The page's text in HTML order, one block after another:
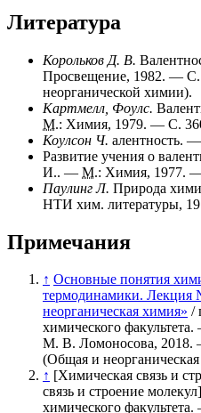
Литература
Корольков Д. В.
Просвещение, 1982. —
неорганической химии).
Картмелл, Фоулс.
М.: Химия, 1979. — С.
Коулсон Ч. алентность. —
Развитие учения о
И.. — М.: Химия, 1977.
Паулинг Л. Природа
НТИ хим. литературы,
Примечания
↑ Основные понятия
термодинамики. Лекция
неорганическая химия» /
химического
М. В. Ломоносова,
(Общая и
↑ [Химическая связь и
связь и строение
химического